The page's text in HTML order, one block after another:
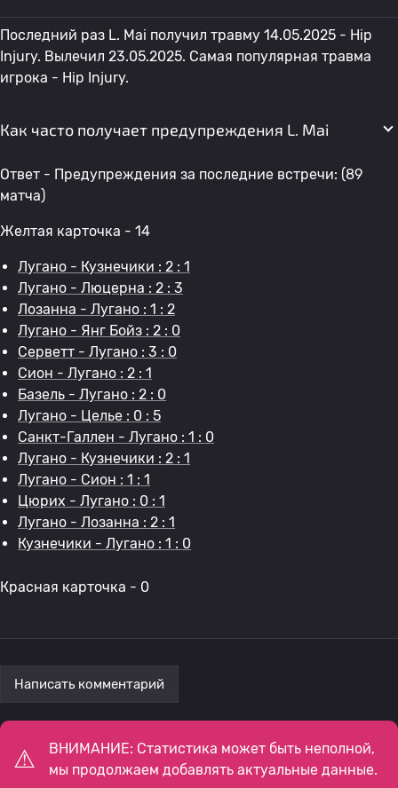
Последний раз L. Mai получил травму 14.05.2025 - Hip
Injury. Вылечил 23.05.2025. Самая популярная травма
игрока - Hip Injury.
Как часто получает предупреждения L. Mai
Ответ - Предупреждения за последние встречи: (89
матча)
Желтая карточка - 14
Лугано - Кузнечики : 2 : 1
Лугано - Люцерна : 2 : 3
Лозанна - Лугано : 1 : 2
Лугано - Янг Бойз : 2 : 0
Серветт - Лугано : 3 : 0
Сион - Лугано : 2 : 1
Базель - Лугано : 2 : 0
Лугано - Целье : 0 : 5
Санкт-Галлен - Лугано : 1 : 0
Лугано - Кузнечики : 2 : 1
Лугано - Сион : 1 : 1
Цюрих - Лугано : 0 : 1
Лугано - Лозанна : 2 : 1
Кузнечики - Лугано : 1 : 0
Красная карточка - 0
Написать комментарий
ВНИМАНИЕ: Статистика может быть неполной,
мы продолжаем добавлять актуальные данные.